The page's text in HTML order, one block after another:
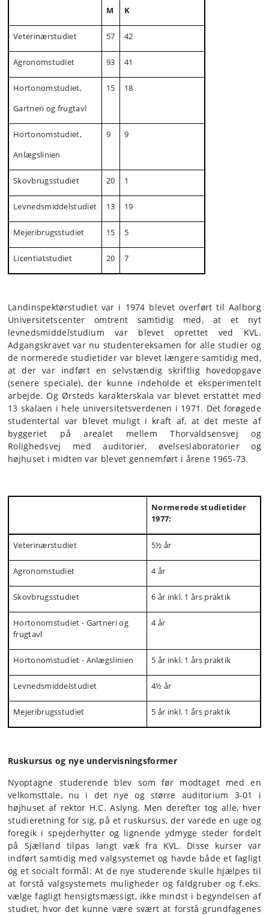
M K
Veterinærstudiet 57 42
Agronomstudiet 93 41
Hortonomstudiet,
Gartneri og frugtavl
15 18
Hortonomstudiet,
Anlægslinien
9 9
Skovbrugsstudiet 20 1
Levnedsmiddelstudiet 13 19
Mejeribrugsstudiet 15 5
Licentiatstudiet 20 7
Landinspektørstudiet var i 1974 blevet overført til Aalborg
Universitetscenter omtrent samtidig med, at et nyt
levnedsmiddelstudium var blevet oprettet ved KVL.
Adgangskravet var nu studentereksamen for alle studier og
de normerede studietider var blevet længere samtidig med,
at der var indført en selvstændig skriftlig hovedopgave
(senere speciale), der kunne indeholde et eksperimentelt
arbejde. Og Ørsteds karakterskala var blevet erstattet med
13 skalaen i hele universitetsverdenen i 1971. Det forøgede
studentertal var blevet muligt i kraft af, at det meste af
byggeriet på arealet mellem Thorvaldsensvej og
Rolighedsvej med auditorier, øvelseslaboratorier og
højhuset i midten var blevet gennemført i årene 1965-73.
Normerede studietider
1977:
Veterinærstudiet 5½ år
Agronomstudiet 4 år
Skovbrugsstudiet 6 år inkl. 1 års praktik
Hortonomstudiet - Gartneri og
frugtavl
4 år
Hortonomstudiet - Anlægslinien 5 år inkl. 1 års praktik
Levnedsmiddelstudiet 4½ år
Mejeribrugsstudiet 5 år inkl. 1 års praktik
Ruskursus og nye undervisningsformer
Nyoptagne studerende blev som før modtaget med en
velkomsttale, nu i det nye og større auditorium 3-01 i
højhuset af rektor H.C. Aslyng. Men derefter tog alle, hver
studieretning for sig, på et ruskursus, der varede en uge og
foregik i spejderhytter og lignende ydmyge steder fordelt
på Sjælland tilpas langt væk fra KVL. Disse kurser var
indført samtidig med valgsystemet og havde både et fagligt
og et socialt formål: At de nye studerende skulle hjælpes til
at forstå valgsystemets muligheder og faldgruber og f.eks.
vælge fagligt hensigtsmæssigt, ikke mindst i begyndelsen af
studiet, hvor det kunne være svært at forstå grundfagenes